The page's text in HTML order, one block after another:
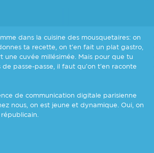
dans la cuisine des mousquetaires: on
ta recette, on t'en fait un plat gastro,
une cuvée millésimée. Mais pour que tu
de passe-passe, il faut qu'on t'en raconte
de communication digitale parisienne
nous, on est jeune et dynamique. Oui, on